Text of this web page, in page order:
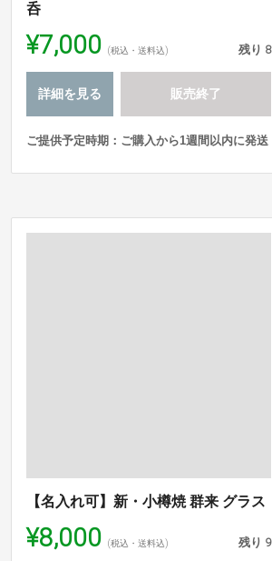
呑
¥7,000 (税込・送料込) 残り 8
詳細を見る 販売終了
ご提供予定時期：ご購入から1週間以内に発送
【名入れ可】新・小樽焼 群来 グラス
¥8,000 (税込・送料込) 残り 9